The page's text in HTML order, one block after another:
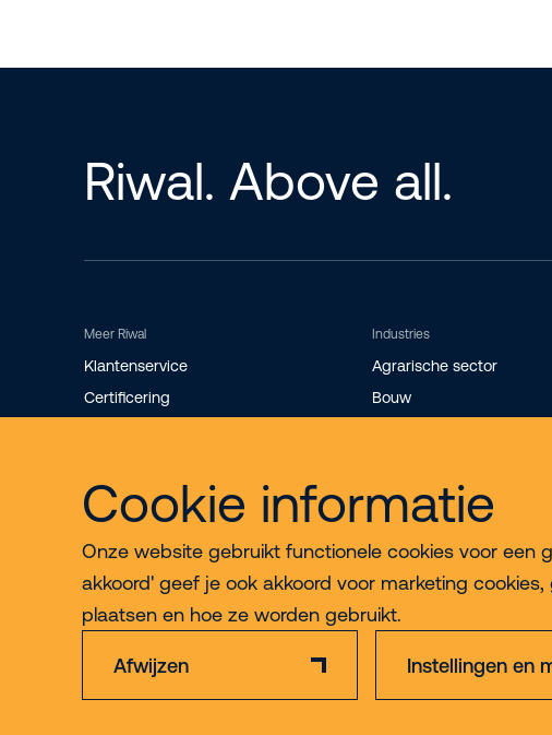
Cookie informatie
Onze website gebruikt functionele cookies voor een
akkoord' geef je ook akkoord voor marketing
plaatsen en hoe ze worden gebruikt.
Afwijzen Instellingen en
Riwal. Above all.
Meer Riwal
Klantenservice
Certificering
Over Riwal
Industries
Agrarische sector
Bouw
Installatietechniek